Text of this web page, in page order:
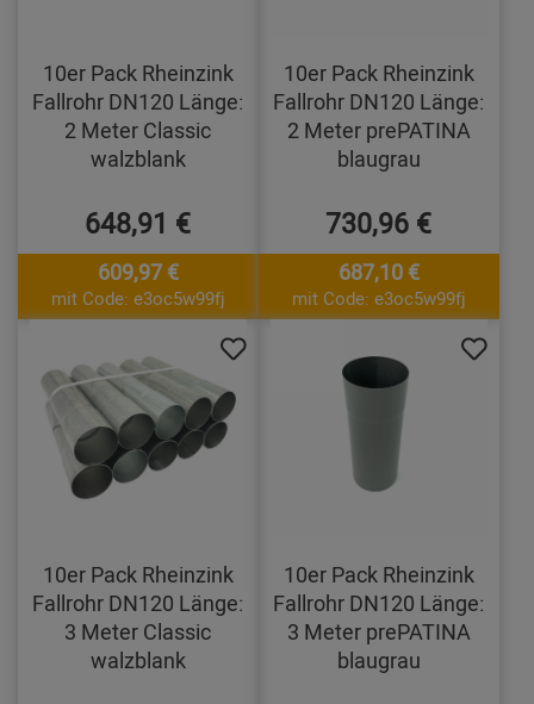
10er Pack Rheinzink
Fallrohr DN120 Länge:
2 Meter Classic
walzblank
648,91 €
609,97 €
mit Code: e3oc5w99fj
10er Pack Rheinzink
Fallrohr DN120 Länge:
2 Meter prePATINA
blaugrau
730,96 €
687,10 €
mit Code: e3oc5w99fj
10er Pack Rheinzink
Fallrohr DN120 Länge:
3 Meter Classic
walzblank
10er Pack Rheinzink
Fallrohr DN120 Länge:
3 Meter prePATINA
blaugrau